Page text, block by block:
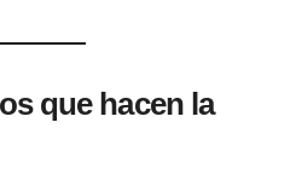
que hacen la